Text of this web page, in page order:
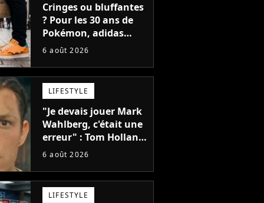
Cringes ou bluffantes
? Pour les 30 ans de
Pokémon, adidas
dévoile une énorme
et je ne sais pas quoi
en penser
6 août 2026
LIFESTYLE
"Je devais jouer Mark
Wahlberg, c'était une
erreur" : Tom Holland,
la star de Spider-Man,
blockbuster
6 août 2026
LIFESTYLE